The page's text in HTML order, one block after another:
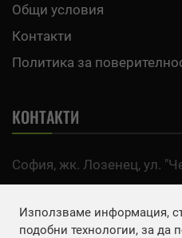
Общи условия
Контакти
Политика за
КОНТАКТИ
София, жк. Лозенец, ул.
Email: office@agro.bg
Използваме информация,
подобни технологии, за да